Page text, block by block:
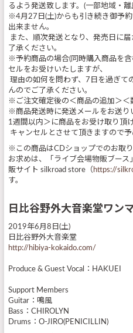
るよう発送致します。(一部地域・離
※4月27日(土)からも引き続き御予
出来ません。
また、順次発送となり、発売日に
了承ください。
※予約商品の場合(同時購入商品を
セルをお受けいたしますが、
理由の如何を問わず、7日を過ぎて
んのでご了承ください。
※ご注文確定後の＜商品の追加＞＜
※商品発送時に発送メールをお送り
1週間以内＞に商品をお受け取り頂
キャンセルとさせて頂きますので予
※この商品はCDショップでのお取
お求めは、「ライブ会場物販ブース
販サイト silkroad store（ https://
す。
日比谷野外大音楽堂ワン
2019年6月8日(土)
日比谷野外大音楽堂
http://hibiya-kokaido.com/
Produce & Guest Vocal：HAKUEI
Support Members
Guitar：鳴風
Bass：CHIROLYN
Drums：O-JIRO(PENICILLIN)